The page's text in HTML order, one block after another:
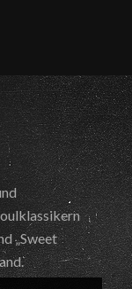
„Sweet